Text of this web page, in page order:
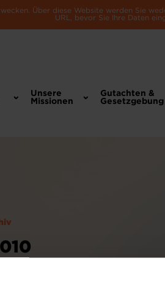
Über diese Website werden Sie
URL, bevor Sie Ihre Daten
Unsere
Missionen
Gutachten &
Gesetzgebung